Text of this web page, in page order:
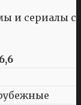
6,6